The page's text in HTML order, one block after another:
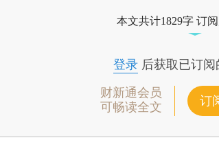
本文共计1829字 订
登录后获取已订阅
财新通会员
可畅读全文
订